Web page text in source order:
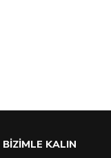
BİZİMLE KALIN